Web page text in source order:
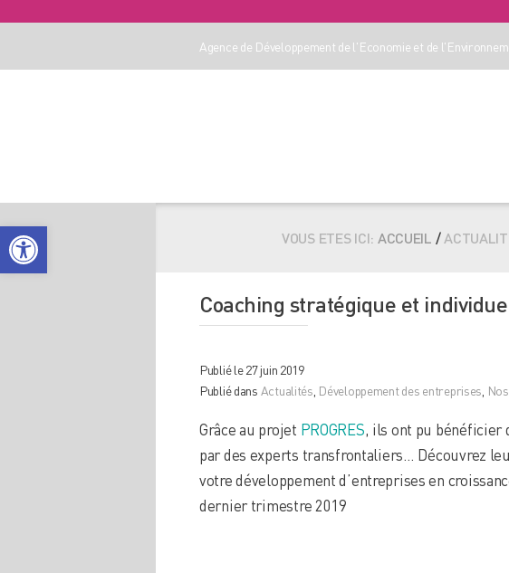
Agence de Développement de l'Economie et de
VOUS ETES ICI: ACCUEIL /
Coaching stratégique et
Publié le 27 juin 2019
Publié dans Actualités Développement des entreprises
Grâce au projet PROGRES, ils ont pu bénéficier
par des experts transfrontaliers… Découvrez
votre développement d’entreprises en
dernier trimestre 2019
Ouvrir la barre d’outils